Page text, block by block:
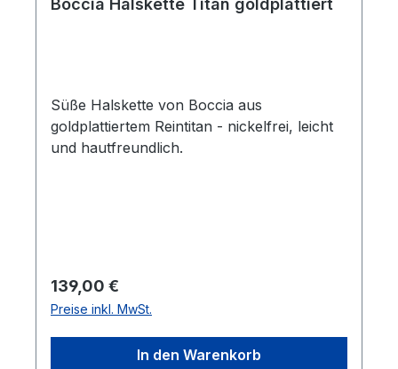
Boccia Halskette Titan goldplattiert
Süße Halskette von Boccia aus
goldplattiertem Reintitan - nickelfrei, leicht
und hautfreundlich.
Regulärer Preis:
139,00 €
Preise inkl. MwSt.
In den Warenkorb